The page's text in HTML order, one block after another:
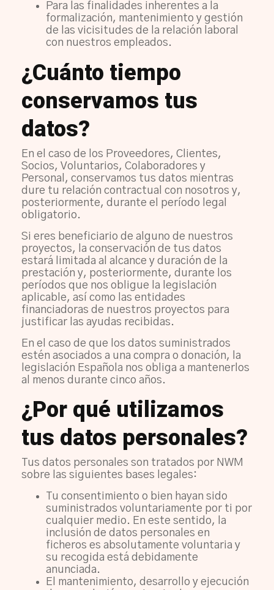
Para las finalidades inherentes a la
formalización, mantenimiento y gestión
de las vicisitudes de la relación laboral
con nuestros empleados.
¿Cuánto tiempo
conservamos tus
datos?
En el caso de los Proveedores, Clientes,
Socios, Voluntarios, Colaboradores y
Personal, conservamos tus datos mientras
dure tu relación contractual con nosotros y,
posteriormente, durante el período legal
obligatorio.
Si eres beneficiario de alguno de nuestros
proyectos, la conservación de tus datos
estará limitada al alcance y duración de la
prestación y, posteriormente, durante los
períodos que nos obligue la legislación
aplicable, así como las entidades
financiadoras de nuestros proyectos para
justificar las ayudas recibidas.
En el caso de que los datos suministrados
estén asociados a una compra o donación, la
legislación Española nos obliga a mantenerlos
al menos durante cinco años.
¿Por qué utilizamos
tus datos personales?
Tus datos personales son tratados por NWM
sobre las siguientes bases legales:
Tu consentimiento o bien hayan sido
suministrados voluntariamente por ti por
cualquier medio. En este sentido, la
inclusión de datos personales en
ficheros es absolutamente voluntaria y
su recogida está debidamente
anunciada.
El mantenimiento, desarrollo y ejecución